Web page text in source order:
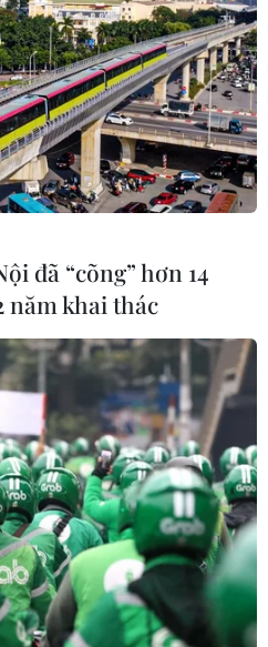
đấu nối cáp ngầm
PRISMAN-Thái Dương
biển và kéo vào bờ để
bờ biển.
đã “cõng” hơn 14
năm khai thác